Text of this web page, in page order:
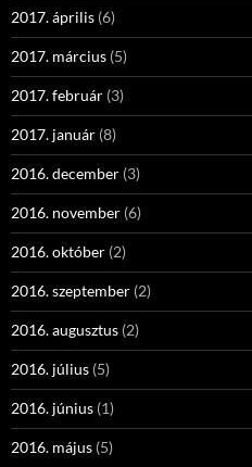
2017. április (6)
2017. március (5)
2017. február (3)
2017. január (8)
2016. december (3)
2016. november (6)
2016. október (2)
2016. szeptember (2)
2016. augusztus (2)
2016. július (5)
2016. június (1)
2016. május (5)